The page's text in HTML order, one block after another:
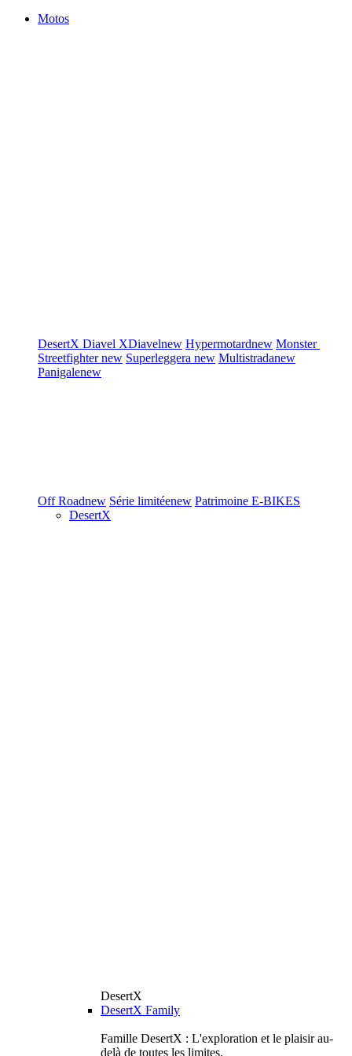
Motos
DesertX Diavel XDiavelnew Hypermotardnew Monster
Streetfighternew Superleggera new Multistradanew
Panigalenew
Off Roadnew Série limitéenew Patrimoine E-BIKES
DesertX
DesertX
DesertX Family
Famille DesertX : L'exploration et le plaisir au-
delà de toutes les limites.